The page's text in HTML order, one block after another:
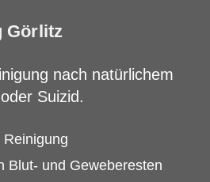
Görlitz
nach natürlichem
Suizid.
Blut- und Geweberesten